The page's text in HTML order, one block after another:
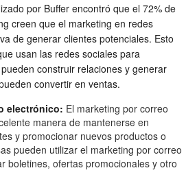
por Buffer encontró que el 72% de
creen que el marketing en redes
de generar clientes potenciales. Esto
usan las redes sociales para
construir relaciones y generar
convertir en ventas.
electrónico: El marketing por correo
manera de mantenerse en
y promocionar nuevos productos o
pueden utilizar el marketing por correo
boletines, ofertas promocionales y otro